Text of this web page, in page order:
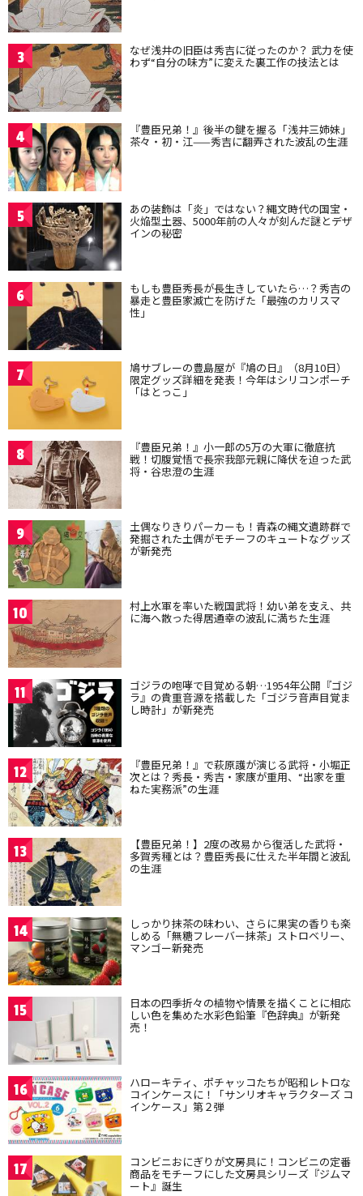
3 なぜ浅井の旧臣は秀吉に従ったのか？ 武力を使
わず“自分の味方”に変えた裏工作の技法とは
4 『豊臣兄弟！』後半の鍵を握る「浅井三姉妹」
茶々・初・江——秀吉に翻弄された波乱の生涯
5 あの装飾は「炎」ではない？縄文時代の国宝・
火焔型土器、5000年前の人々が刻んだ謎とデザ
インの秘密
6 もしも豊臣秀長が長生きしていたら…？秀吉の
暴走と豊臣家滅亡を防げた「最強のカリスマ
性」
7 鳩サブレーの豊島屋が『鳩の日』（8月10日）
限定グッズ詳細を発表！今年はシリコンポーチ
「はとっこ」
8 『豊臣兄弟！』小一郎の5万の大軍に徹底抗
戦！切腹覚悟で長宗我部元親に降伏を迫った武
将・谷忠澄の生涯
9 土偶なりきりパーカーも！青森の縄文遺跡群で
発掘された土偶がモチーフのキュートなグッズ
が新発売
10 村上水軍を率いた戦国武将！幼い弟を支え、共
に海へ散った得居通幸の波乱に満ちた生涯
11 ゴジラの咆哮で目覚める朝…1954年公開『ゴジ
ラ』の貴重音源を搭載した「ゴジラ音声目覚ま
し時計」が新発売
12 『豊臣兄弟！』で萩原護が演じる武将・小堀正
次とは？秀長・秀吉・家康が重用、“出家を重
ねた実務派”の生涯
13 【豊臣兄弟！】2度の改易から復活した武将・
多賀秀種とは？豊臣秀長に仕えた半年間と波乱
の生涯
14 しっかり抹茶の味わい、さらに果実の香りも楽
しめる「無糖フレーバー抹茶」ストロベリー、
マンゴー新発売
15 日本の四季折々の植物や情景を描くことに相応
しい色を集めた水彩色鉛筆『色辞典』が新発
売！
16 ハローキティ、ポチャッコたちが昭和レトロな
コインケースに！「サンリオキャラクターズ コ
インケース」第２弾
17 コンビニおにぎりが文房具に！コンビニの定番
商品をモチーフにした文房具シリーズ『ジムマ
ート』誕生